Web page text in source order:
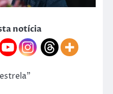
notícia